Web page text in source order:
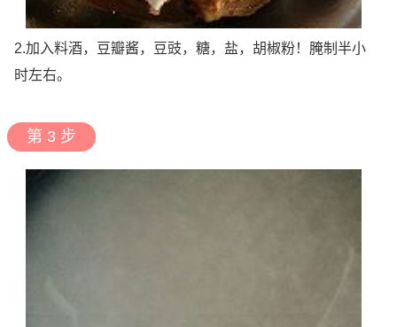
2.加入料酒，豆瓣酱，豆豉，糖，盐，胡椒粉！腌制半小
时左右。
第 3 步